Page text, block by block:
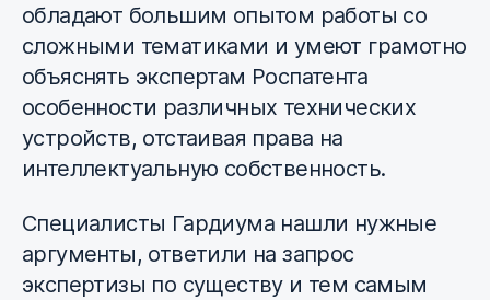
обладают большим опытом работы со
сложными тематиками и умеют грамотно
объяснять экспертам Роспатента
особенности различных технических
устройств, отстаивая права на
интеллектуальную собственность.
Специалисты Гардиума нашли нужные
аргументы, ответили на запрос
экспертизы по существу и тем самым